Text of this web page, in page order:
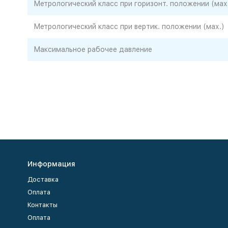
Метрологический класс при горизонт. положении
Метрологический класс при вертик. положении (мах.)
Максимальное рабочее давление
Информация
Доставка
Оплата
Контакты
Оплата